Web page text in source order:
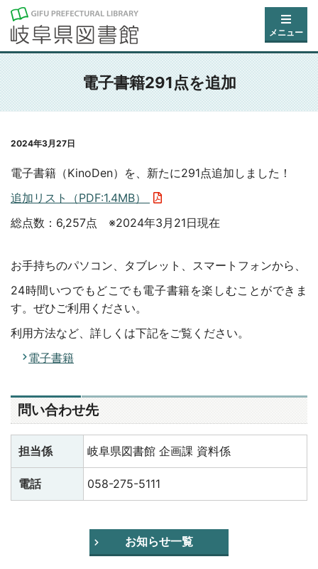
メニュー
電子書籍291点を追加
2024年3月27日
電子書籍（KinoDen）を、新たに291点追加しました！
追加リスト（PDF:1.4MB）
総点数：6,257点 ※2024年3月21日現在
お手持ちのパソコン、タブレット、スマートフォンから、
24時間いつでもどこでも電子書籍を楽しむことができま
す。ぜひご利用ください。
利用方法など、詳しくは下記をご覧ください。
電子書籍
問い合わせ先
担当係 岐阜県図書館 企画課 資料係
電話 058-275-5111
お知らせ一覧